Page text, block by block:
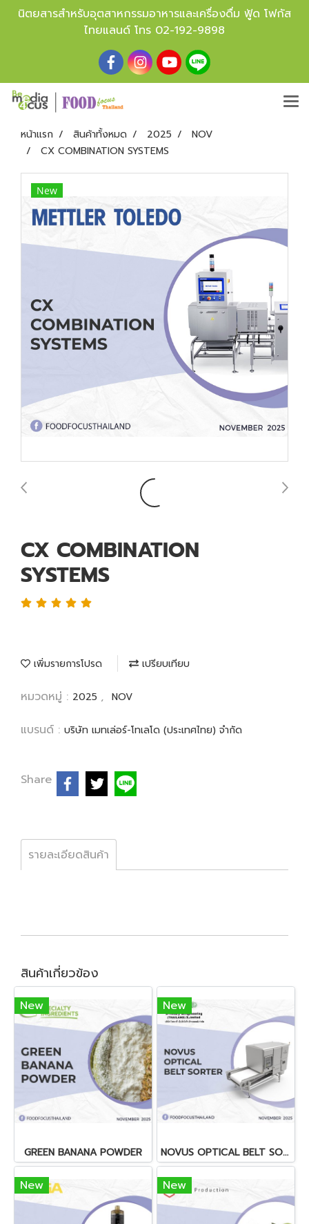
นิตยสารสำหรับอุตสาหกรรมอาหารและเครื่องดื่ม ฟู้ด โฟกัส
ไทยแลนด์ โทร 02-192-9898
หน้าแรก สินค้าทั้งหมด 2025
NOV
CX COMBINATION SYSTEMS
New
CX COMBINATION
SYSTEMS
เพิ่มรายการโปรด เปรียบเทียบ
หมวดหมู่ : 2025 , NOV
แบรนด์ : บริษัท เมทเล่อร์-โทเลโด (ประเทศไทย) จำกัด
Share
รายละเอียดสินค้า
สินค้าเกี่ยวข้อง
New
GREEN BANANA POWDER
New
NOVUS OPTICAL BELT SORTER
New New